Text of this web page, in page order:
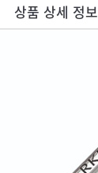
상품 상세 정보